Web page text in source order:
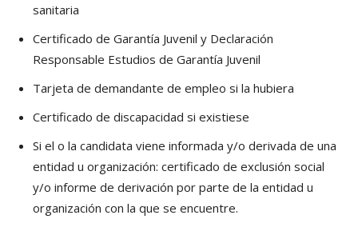
sanitaria
Certificado de Garantía Juvenil y Declaración
Responsable Estudios de Garantía Juvenil
Tarjeta de demandante de empleo si la hubiera
Certificado de discapacidad si existiese
Si el o la candidata viene informada y/o derivada de una
entidad u organización: certificado de exclusión social
y/o informe de derivación por parte de la entidad u
organización con la que se encuentre.